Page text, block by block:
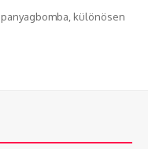
különösen